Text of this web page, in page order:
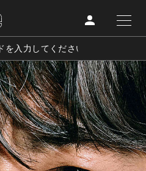
しなやかに生きるハイエンド
イシュー満載のメディア。
プレゼント
インテリア